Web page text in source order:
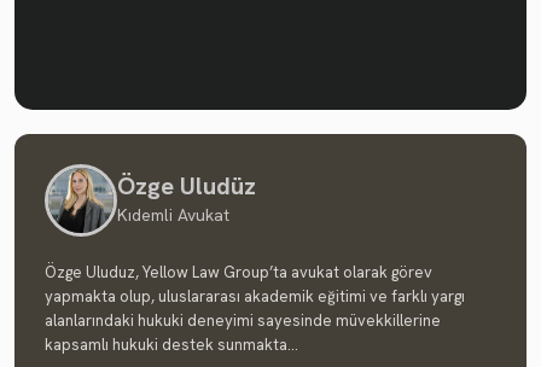
Özge Uludüz
Kıdemli Avukat
Özge Uluduz, Yellow Law Group’ta avukat olarak görev
yapmakta olup, uluslararası akademik eğitimi ve farklı yargı
alanlarındaki hukuki deneyimi sayesinde müvekkillerine
kapsamlı hukuki destek sunmakta...